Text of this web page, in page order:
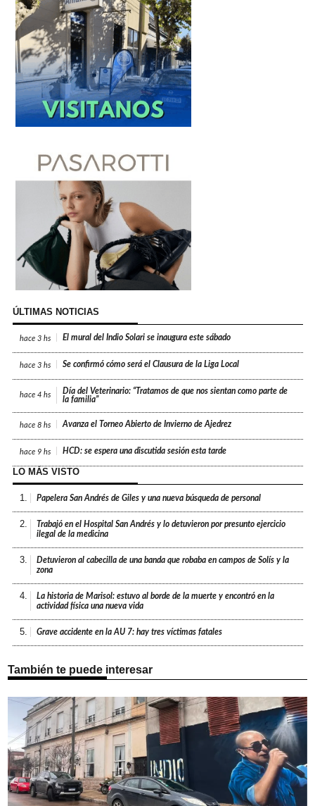
ÚLTIMAS NOTICIAS
hace 3 hs El mural del Indio Solari se inaugura este sábado
hace 3 hs Se confirmó cómo será el Clausura de la Liga Local
hace 4 hs
Día del Veterinario: “Tratamos de que nos sientan como parte de
la familia”
hace 8 hs Avanza el Torneo Abierto de Invierno de Ajedrez
hace 9 hs HCD: se espera una discutida sesión esta tarde
LO MÁS VISTO
1. Papelera San Andrés de Giles y una nueva búsqueda de personal
2.
Trabajó en el Hospital San Andrés y lo detuvieron por presunto ejercicio
ilegal de la medicina
3.
Detuvieron al cabecilla de una banda que robaba en campos de Solís y la
zona
4.
La historia de Marisol: estuvo al borde de la muerte y encontró en la
actividad física una nueva vida
5. Grave accidente en la AU 7: hay tres víctimas fatales
También te puede interesar